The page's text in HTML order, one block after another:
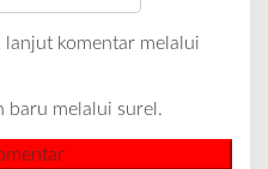
lanjut komentar melalui
baru melalui surel.